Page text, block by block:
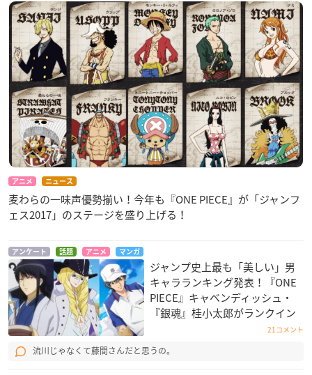
アニメ ニュース
麦わらの一味声優勢揃い！今年も『ONE PIECE』が「ジャンフ
ェス2017」のステージを盛り上げる！
アンケート 話題 アニメ マンガ
ジャンプ史上最も「美しい」男
キャラランキング発表！『ONE
PIECE』キャベンディッシュ・
『銀魂』桂小太郎がランクイン
21コメント
流川じゃなくて藤間さんだと思うの。